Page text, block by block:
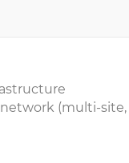
(multi-site,